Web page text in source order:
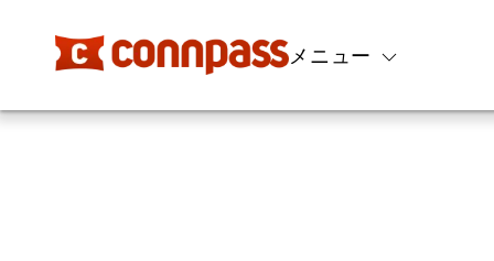
メニュー